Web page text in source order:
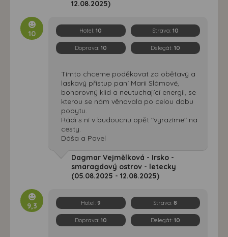
12.08.2025)
10 Hotel:10 Strava: 10
Doprava: 10 Delegát: 10
Tímto chceme poděkovat za obětavý a
laskavý přístup paní Marii Slámové,
bohorovný klid a neutuchající energii, se
kterou se nám věnovala po celou dobu
pobytu.
Rádi s ní v budoucnu opět "vyrazíme" na
cesty.
Dáša a Pavel
Dagmar Vejmělková - Irsko -
smaragdový ostrov - letecky
(05.08.2025 - 12.08.2025)
9,3 Hotel: 9 Strava: 8
Doprava: 10 Delegát: 10